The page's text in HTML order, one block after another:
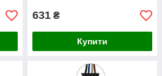
631 ₴
Купити